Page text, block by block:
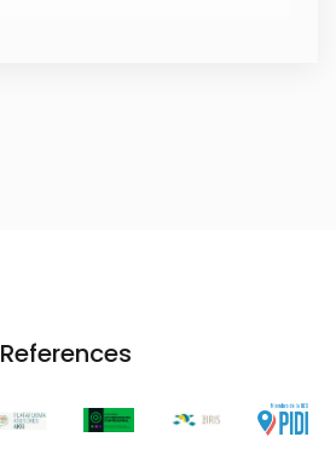
References